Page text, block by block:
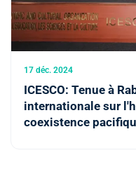
17 déc. 2024
ICESCO: Tenue à
internationale sur
coexistence